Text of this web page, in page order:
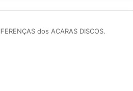
dos ACARAS DISCOS.